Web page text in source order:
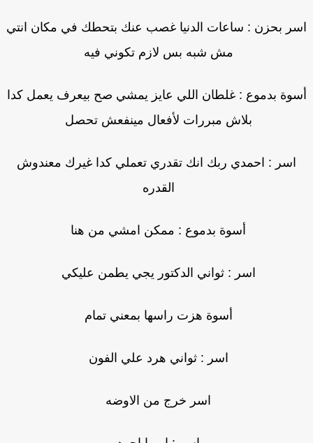
بحزن : ساعات الدنيا غصب عنك بتحطك في مكان انتي
مش شبه بس لازم تكوني فيه
بدموع : غلطان اللي عايز يمشي صح بيعرف يعمل كدا
بلاش مبررات لأفعال مينفعش تحصل
اسر : احمدي ربك انك تقدري تعملي كدا غيرك معندوش
القدره
أسوة بدموع : ممكن امشي من هنا
اسر : ثواني الدكتور يجي يطمن عليكي
أسوة هزت راسها بمعني تمام
اسر : ثواني هرد علي الفون
اسر خرج من الاوضه